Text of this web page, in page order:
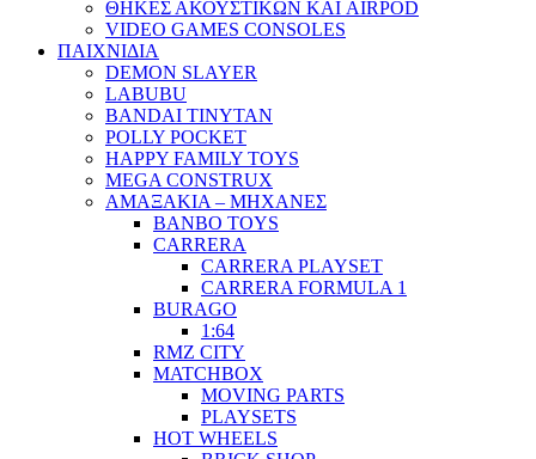
ΘΗΚΕΣ ΑΚΟΥΣΤΙΚΩΝ ΚΑΙ AIRPOD
VIDEO GAMES CONSOLES
ΠΑΙΧΝΙΔΙΑ
DEMON SLAYER
LABUBU
BANDAI TINYTAN
POLLY POCKET
HAPPY FAMILY TOYS
MEGA CONSTRUX
ΑΜΑΞΑΚΙΑ – ΜΗΧΑΝΕΣ
BANBO TOYS
CARRERA
CARRERA PLAYSET
CARRERA FORMULA 1
BURAGO
1:64
RMZ CITY
MATCHBOX
MOVING PARTS
PLAYSETS
HOT WHEELS